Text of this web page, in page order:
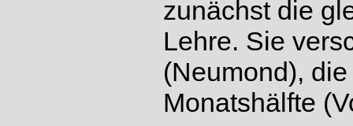
zunächst die
Lehre. Sie
(Neumond),
Monatshälfte